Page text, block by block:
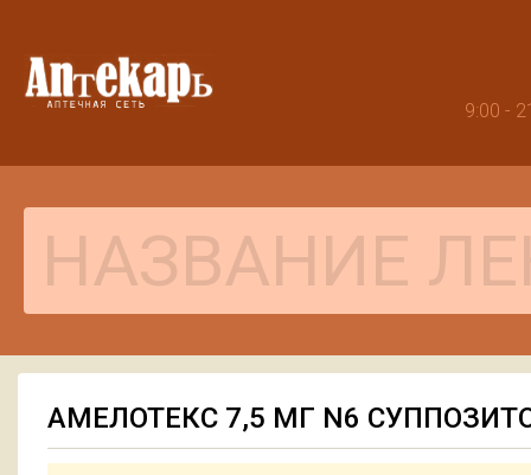
9:00 -
АМЕЛОТЕКС 7,5 МГ N6